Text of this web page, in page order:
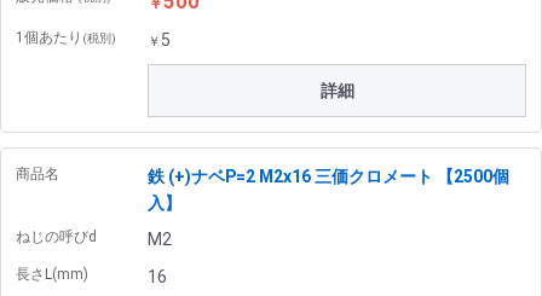
1個あたり (税別) ￥ 5
詳細
商品名
鉄 (+)ナベP=2 M2x16 三価クロメート 【2500個
入】
ねじの呼びd M2
長さL(mm) 16